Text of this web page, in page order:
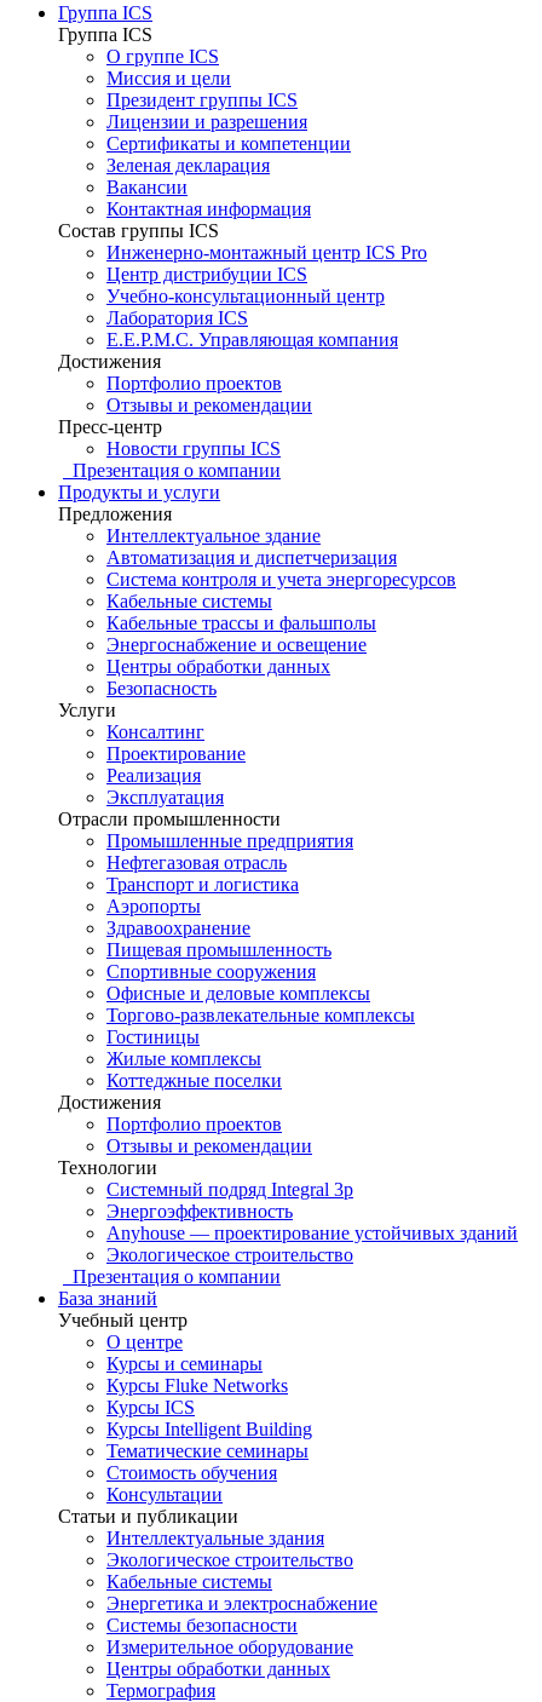
Группа ICS
Группа ICS
О группе ICS
Миссия и цели
Президент группы ICS
Лицензии и разрешения
Сертификаты и компетенции
Зеленая декларация
Вакансии
Контактная информация
Состав группы ICS
Инженерно-монтажный центр ICS Pro
Центр дистрибуции ICS
Учебно-консультационный центр
Лаборатория ICS
E.E.P.M.C. Управляющая компания
Достижения
Портфолио проектов
Отзывы и рекомендации
Пресс-центр
Новости группы ICS
Презентация о компании
Продукты и услуги
Предложения
Интеллектуальное здание
Автоматизация и диспетчеризация
Система контроля и учета энергоресурсов
Кабельные системы
Кабельные трассы и фальшполы
Энергоснабжение и освещение
Центры обработки данных
Безопасность
Услуги
Консалтинг
Проектирование
Реализация
Эксплуатация
Отрасли промышленности
Промышленные предприятия
Нефтегазовая отрасль
Транспорт и логистика
Аэропорты
Здравоохранение
Пищевая промышленность
Спортивные сооружения
Офисные и деловые комплексы
Торгово-развлекательные комплексы
Гостиницы
Жилые комплексы
Коттеджные поселки
Достижения
Портфолио проектов
Отзывы и рекомендации
Технологии
Системный подряд Integral 3p
Энергоэффективность
Anyhouse — проектирование устойчивых зданий
Экологическое строительство
Презентация о компании
База знаний
Учебный центр
О центре
Курсы и семинары
Курсы Fluke Networks
Курсы ICS
Курсы Intelligent Building
Тематические семинары
Стоимость обучения
Консультации
Статьи и публикации
Интеллектуальные здания
Экологическое строительство
Кабельные системы
Энергетика и электроснабжение
Системы безопасности
Измерительное оборудование
Центры обработки данных
Термография